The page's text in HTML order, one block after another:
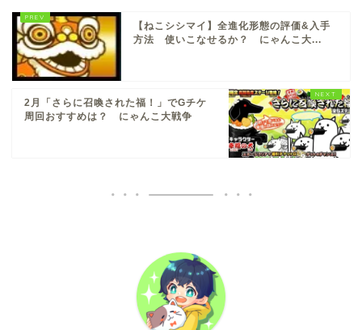
【ねこシシマイ】全進化形態の評価&入手
方法 使いこなせるか？ にゃんこ大...
2月「さらに召喚された福！」でGチケ
周回おすすめは？ にゃんこ大戦争